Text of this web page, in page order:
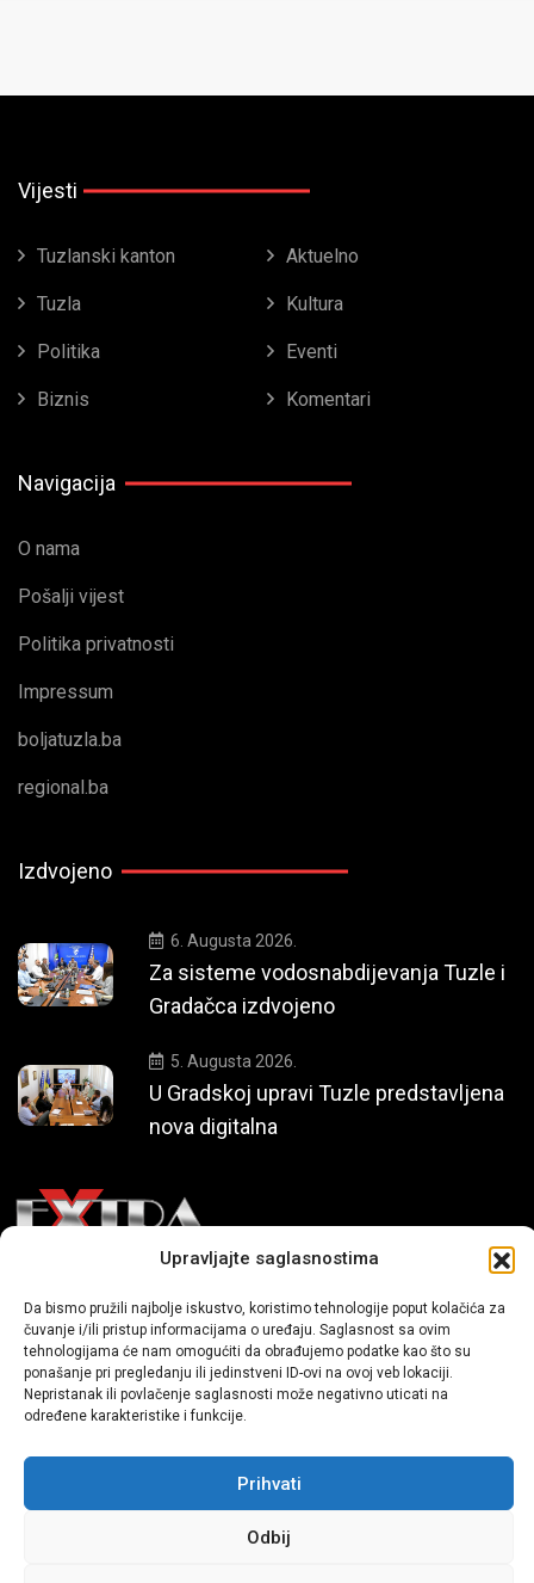
Upravljajte saglasnostima
Da bismo pružili najbolje iskustvo, koristimo tehnologije poput kolačića za
čuvanje i/ili pristup informacijama o uređaju. Saglasnost sa ovim
tehnologijama će nam omogućiti da obrađujemo podatke kao što su
ponašanje pri pregledanju ili jedinstveni ID-ovi na ovoj veb lokaciji.
Nepristanak ili povlačenje saglasnosti može negativno uticati na
određene karakteristike i funkcije.
Prihvati
Odbij
Vijesti
Tuzlanski kanton Aktuelno
Tuzla Kultura
Politika Eventi
Biznis Komentari
Navigacija
O nama
Pošalji vijest
Politika privatnosti
Impressum
boljatuzla.ba
regional.ba
Izdvojeno
6. Augusta 2026.
Za sisteme vodosnabdijevanja Tuzle i
Gradačca izdvojeno
5. Augusta 2026.
U Gradskoj upravi Tuzle predstavljena
nova digitalna
Mi smo moderni portal zabavnog karaktera koji donosi vijesti i
priče iz života, svijeta showbiza, lifestyle-a i popularne kulture.